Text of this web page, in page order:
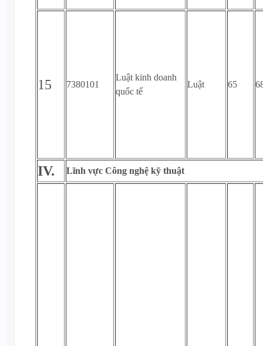
15 7380101
Luật kinh doanh
quốc tế
Luật 65
IV. Lĩnh vực Công nghệ kỹ thuật